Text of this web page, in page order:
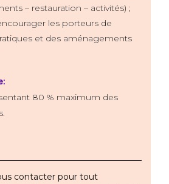
– restauration – activités) ;
les porteurs de
et des aménagements
80 % maximum des
contacter pour tout